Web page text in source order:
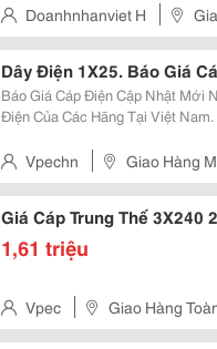
Vpec.vn Vpec.vn Vpec.vn Vpe
Doanhnhanviet H
Dây Điện 1X25. Báo Giá
Báo Giá Cáp Điện Cập Nhật Mới Nhất Các Hãng Tổng Hợp Bảng Báo Giá Cáp
Điện Của Các Hãng Tại Việt
Nghiệp: Vpec.vn Vpec.vn Vpec.
Vpechn Giao Hàng
Giá Cáp Trung Thế 3X240
1,61 triệu
Vpec Giao Hàng